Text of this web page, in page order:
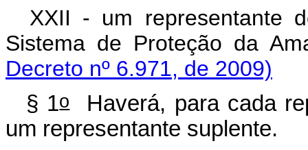
XXII - um representante
Sistema de Proteção da
Decreto nº 6.971, de 2009)
§ 1oHaverá, para cada
um representante suplente.